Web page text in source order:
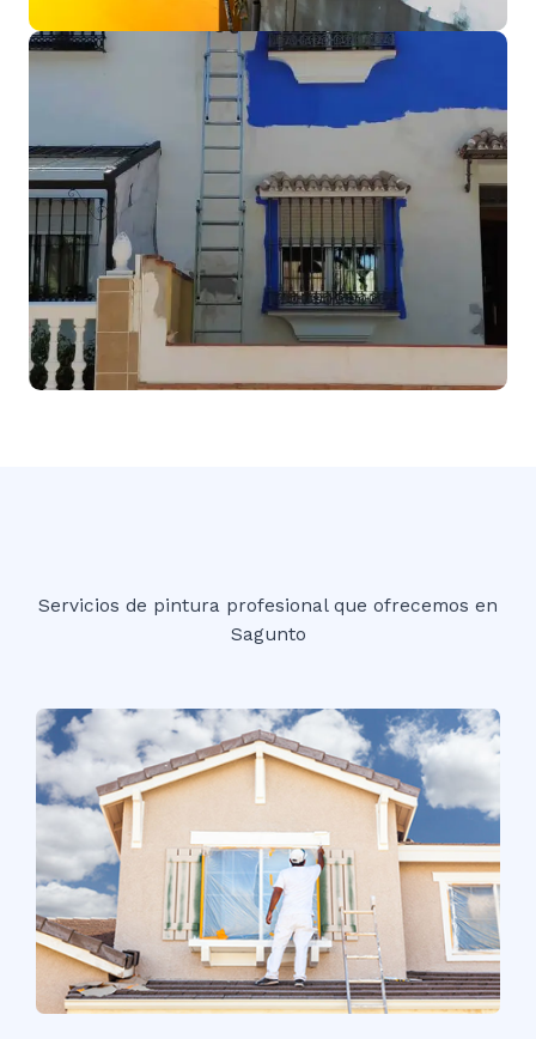
Servicios de pintura profesional que ofrecemos en
Sagunto